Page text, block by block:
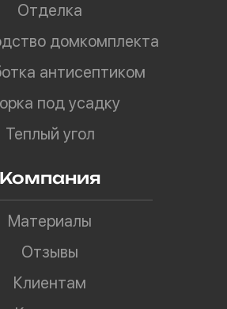
Отделка
домкомплекта
антисептиком
под усадку
Теплый угол
Компания
Материалы
Отзывы
Клиентам